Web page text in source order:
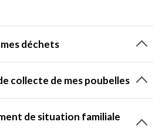
déchets
collecte de mes poubelles
de situation familiale